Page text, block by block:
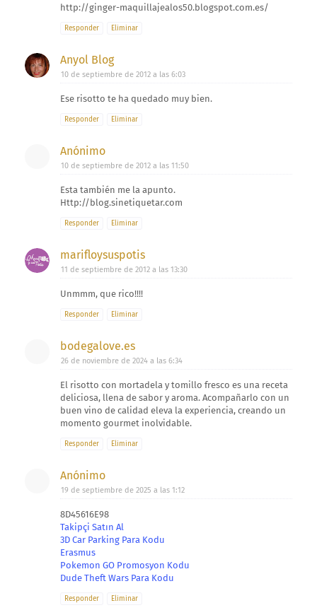
http://ginger-maquillajealos50.blogspot.com.es/
Responder Eliminar
Anyol Blog
10 de septiembre de 2012 a las 6:03
Ese risotto te ha quedado muy bien.
Responder Eliminar
Anónimo
10 de septiembre de 2012 a las 11:50
Esta también me la apunto.
Http://blog.sinetiquetar.com
Responder Eliminar
marifloysuspotis
11 de septiembre de 2012 a las 13:30
Unmmm, que rico!!!!
Responder Eliminar
bodegalove.es
26 de noviembre de 2024 a las 6:34
El risotto con mortadela y tomillo fresco es una receta
deliciosa, llena de sabor y aroma. Acompañarlo con un
buen vino de calidad eleva la experiencia, creando un
momento gourmet inolvidable.
Responder Eliminar
Anónimo
19 de septiembre de 2025 a las 1:12
8D45616E98
Takipçi Satın Al
3D Car Parking Para Kodu
Erasmus
Pokemon GO Promosyon Kodu
Dude Theft Wars Para Kodu
Responder Eliminar